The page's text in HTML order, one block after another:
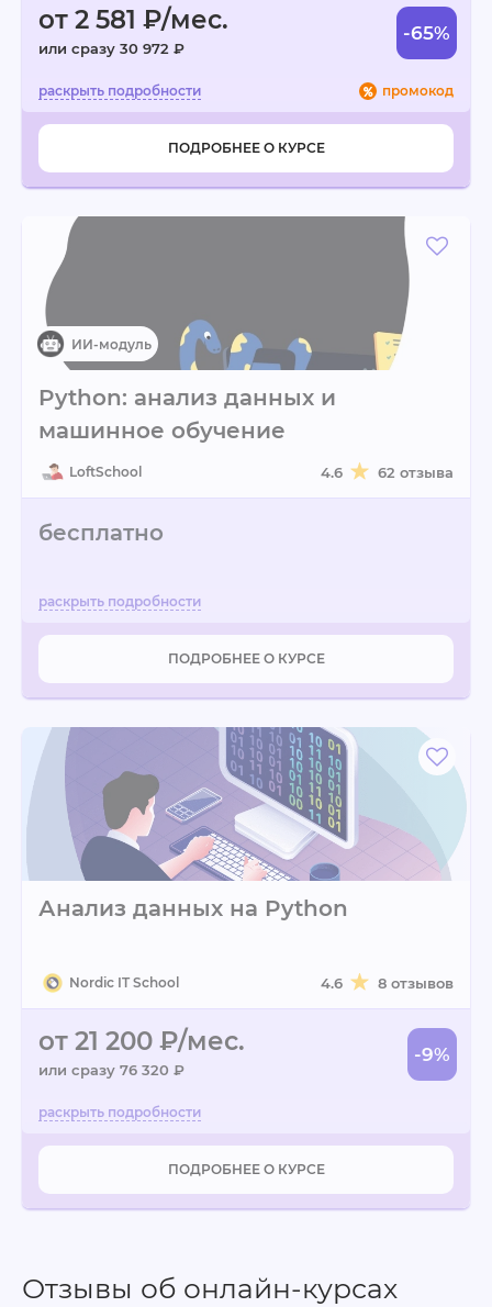
от 2 581 ₽/мес.
или сразу 30 972 ₽
-65%
промокод
ПОДРОБНЕЕ О КУРСЕ
Python: анализ данных и
машинное обучение
LoftSchool 4.6 62 отзыва
бесплатно
ПОДРОБНЕЕ О КУРСЕ
Анализ данных на Python
Nordic IT School 4.6 8 отзывов
от 21 200 ₽/мес.
или сразу 76 320 ₽
-9%
ПОДРОБНЕЕ О КУРСЕ
Отзывы об онлайн-курсах